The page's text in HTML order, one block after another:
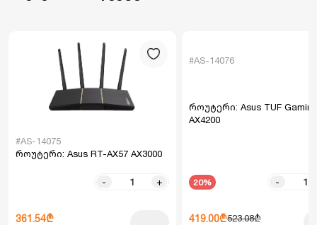
#AS-14075
როუტერი: Asus RT-AX57 AX3000
- +
361.54₾
#AS-14076
როუტერი: Asus TUF Gaming
AX4200
20% -
419.00₾523.08₾